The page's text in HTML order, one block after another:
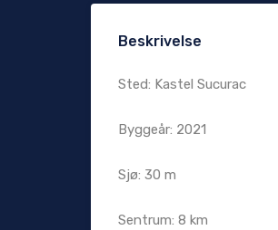
Beskrivelse
Sted: Kastel Sucurac
Byggeår: 2021
Sjø: 30 m
Sentrum: 8 km